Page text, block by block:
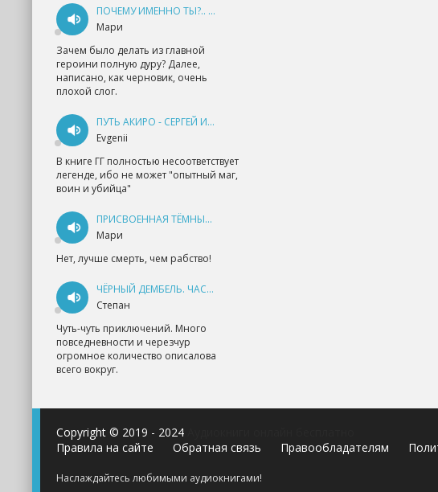
ПОЧЕМУ ИМЕННО ТЫ?.. КНИГА 1 - ЕКАТЕРИНА ЮДИНА
Мари
Зачем было делать из главной
героини полную дуру? Далее,
написано, как черновик, очень
плохой слог.
ПУТЬ АКИРО - СЕРГЕЙ ИЗМАЙЛОВ
Evgenii
В книге ГГ полностью несоответствует
легенде, ибо не может "опытный маг,
воин и убийца"
ПРИСВОЕННАЯ ТЁМНЫМ. ПРОКЛЯТАЯ ЛЮБОВЬ - АННА ГЕРР
Мари
Нет, лучше смерть, чем рабство!
ЧЁРНЫЙ ДЕМБЕЛЬ. ЧАСТЬ 1 - АНДРЕЙ ФЕДИН
Степан
Чуть-чуть приключений. Много
повседневности и черезчур
огромное количество описалова
всего вокруг.
Copyright © 2019 - 2024
Правила на сайте
Обратная связь Правообладателям
Наслаждайтесь любимыми аудиокнигами!